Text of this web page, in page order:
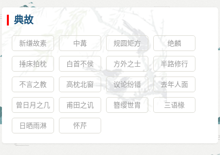
典故
新缣故素 中冓 规圆矩方 绝麟
捶床拍枕 白首不侯 方外之士 半路修行
不言之教 高枕北窗 议论纷错 去年人面
曾日月之几
何，而江山
不可复识
甫田之讥 簪缨世胄 三语椽
日晒雨淋 怀芹